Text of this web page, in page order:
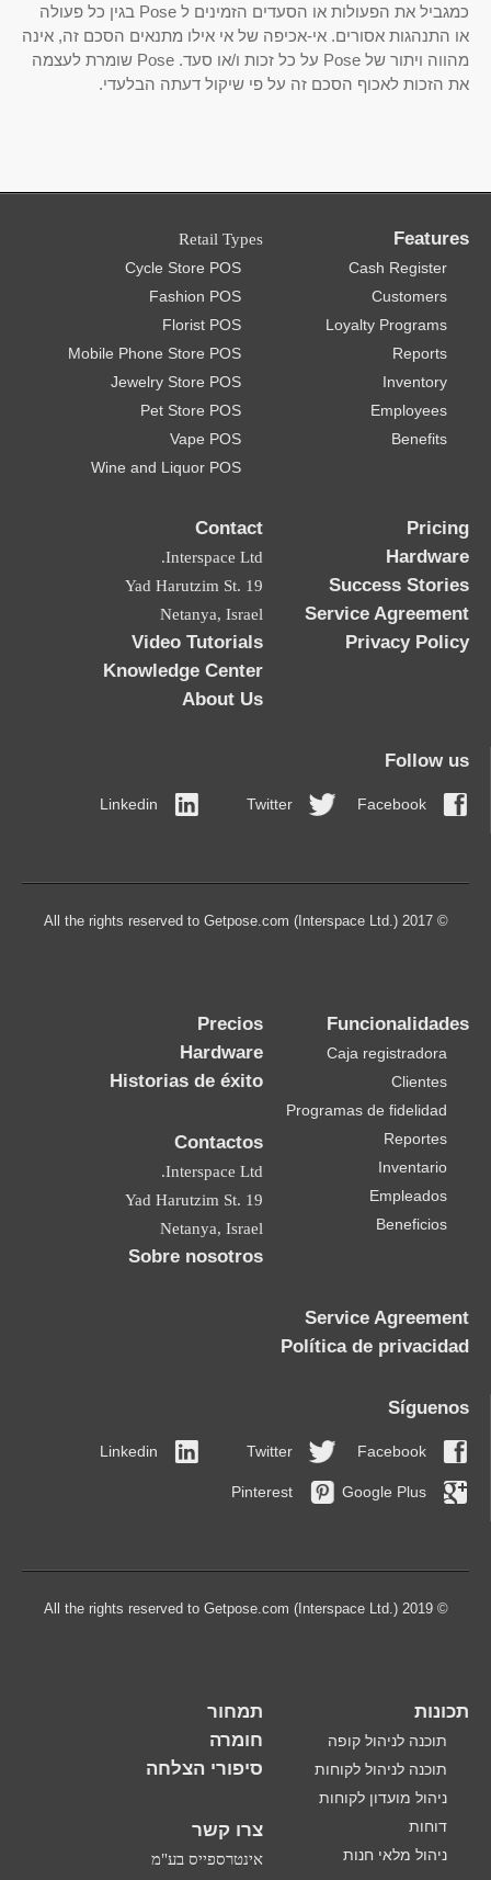
כמגביל את הפעולות או הסעדים הזמינים ל Pose בגין כל פעולה
או התנהגות אסורים. אי-אכיפה של אי אילו מתנאים הסכם זה, אינה
מהווה ויתור של Pose על כל זכות ו/או סעד. Pose שומרת לעצמה
את הזכות לאכוף הסכם זה על פי שיקול דעתה הבלעדי.
Features
Cash Register
Customers
Loyalty Programs
Reports
Inventory
Employees
Benefits
Retail Types
Cycle Store POS
Fashion POS
Florist POS
Mobile Phone Store POS
Jewelry Store POS
Pet Store POS
Vape POS
Wine and Liquor POS
Pricing
Hardware
Success Stories
Service Agreement
Privacy Policy
Contact
Interspace Ltd.
19 Yad Harutzim St.
Netanya, Israel
Video Tutorials
Knowledge Center
About Us
Follow us
Facebook
Twitter
Linkedin
© 2017 All the rights reserved to Getpose.com (Interspace Ltd.)
Funcionalidades
Caja registradora
Clientes
Programas de fidelidad
Reportes
Inventario
Empleados
Beneficios
Precios
Hardware
Historias de éxito
Contactos
Interspace Ltd.
19 Yad Harutzim St.
Netanya, Israel
Sobre nosotros
Service Agreement
Política de privacidad
Síguenos
Facebook
Twitter
Linkedin
Google Plus
Pinterest
© 2019 All the rights reserved to Getpose.com (Interspace Ltd.)
תכונות
תוכנה לניהול קופה
תוכנה לניהול לקוחות
ניהול מועדון לקוחות
דוחות
ניהול מלאי חנות
תמחור
חומרה
סיפורי הצלחה
צרו קשר
אינטרספייס בע"מ